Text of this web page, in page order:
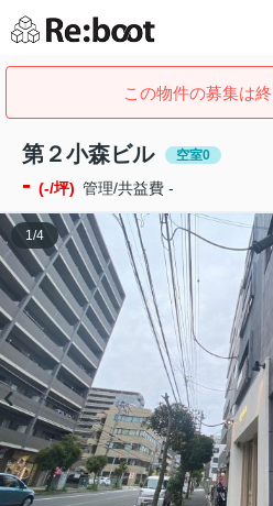
この物件の募集は終
第２小森ビル 空室0
- (-/坪) 管理/共益費 -
1/4